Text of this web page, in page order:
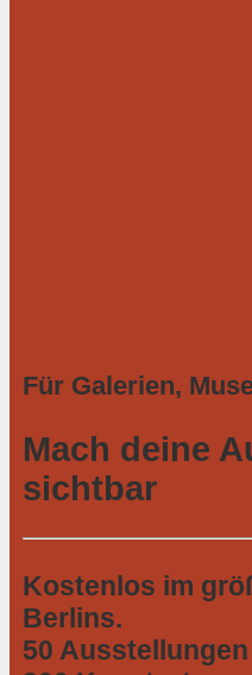
Für Galerien,
Mach deine
sichtbar
Kostenlos im
Berlins.
50